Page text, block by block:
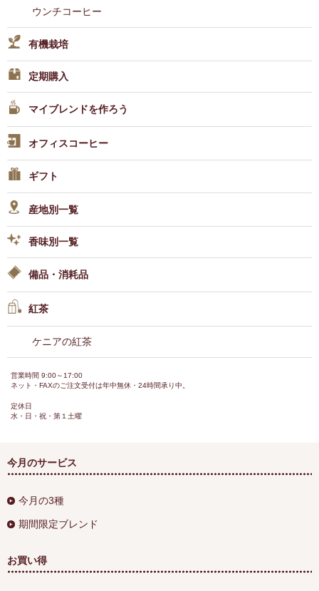
ウンチコーヒー
有機栽培
定期購入
マイブレンドを作ろう
オフィスコーヒー
ギフト
産地別一覧
香味別一覧
備品・消耗品
紅茶
ケニアの紅茶
営業時間 9:00～17:00
ネット・FAXのご注文受付は年中無休・24時間承り中。
定休日
水・日・祝・第１土曜
今月のサービス
今月の3種
期間限定ブレンド
お買い得